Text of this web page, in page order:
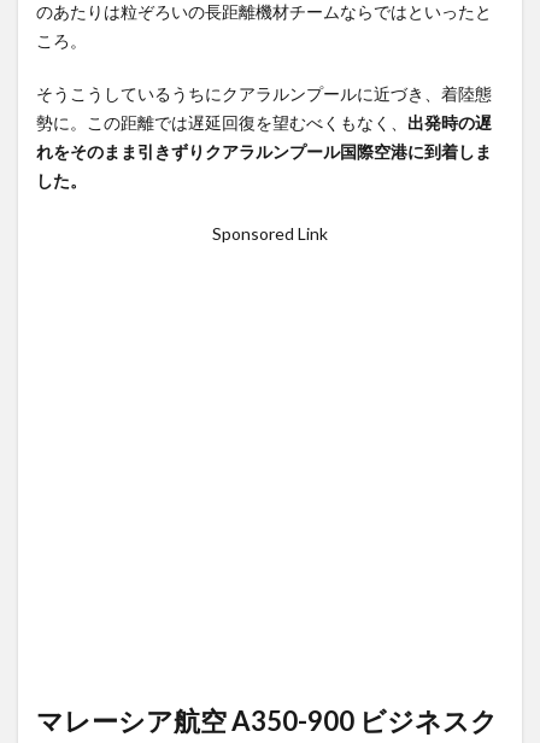
のあたりは粒ぞろいの長距離機材チームならではといったと
ころ。
そうこうしているうちにクアラルンプールに近づき、着陸態
勢に。この距離では遅延回復を望むべくもなく、 出発時の遅
れをそのまま引きずりクアラルンプール国際空港に到着しま
した。
Sponsored Link
マレーシア航空 A350-900 ビジネスク